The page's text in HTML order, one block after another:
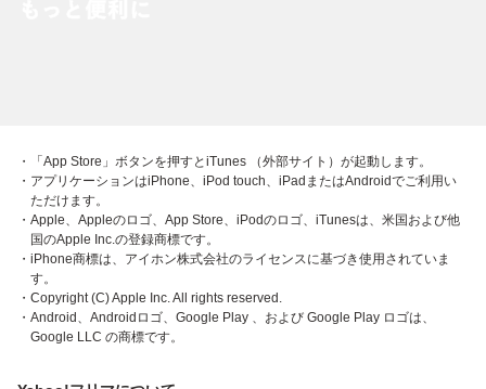
・「App Store」ボタンを押すとiTunes （外部サイト）が起動します。
・アプリケーションはiPhone、iPod touch、iPadまたはAndroidでご利用い
ただけます。
・Apple、Appleのロゴ、App Store、iPodのロゴ、iTunesは、米国および他
国のApple Inc.の登録商標です。
・iPhone商標は、アイホン株式会社のライセンスに基づき使用されていま
す。
・Copyright (C) Apple Inc. All rights reserved.
・Android、Androidロゴ、Google Play 、および Google Play ロゴは、
Google LLC の商標です。